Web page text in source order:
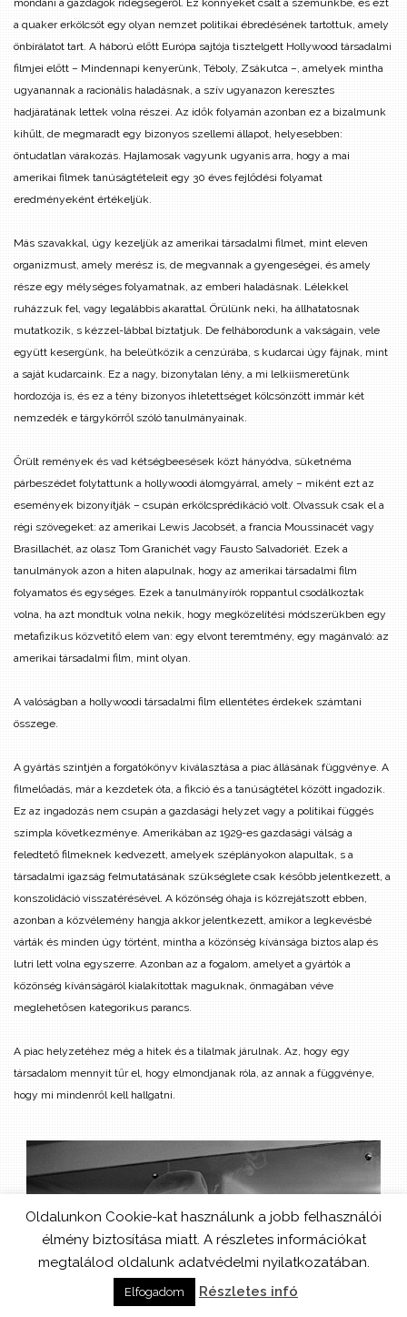
a quaker erkölcsöt egy olyan nemzet politikai ébredésének tartottuk, amely
önbírálatot tart. A háború előtt Európa sajtója tisztelgett Hollywood társadalmi
filmjei előtt – Mindennapi kenyerünk, Téboly, Zsákutca –, amelyek mintha
ugyanannak a racionális haladásnak, a szív ugyanazon keresztes
hadjáratának lettek volna részei. Az idők folyamán azonban ez a bizalmunk
kihűlt, de megmaradt egy bizonyos szellemi állapot, helyesebben:
öntudatlan várakozás. Hajlamosak vagyunk ugyanis arra, hogy a mai
amerikai filmek tanúságtételeit egy 30 éves fejlődési folyamat
eredményeként értékeljük.
Más szavakkal, úgy kezeljük az amerikai társadalmi filmet, mint eleven
organizmust, amely merész is, de megvannak a gyengeségei, és amely
része egy mélységes folyamatnak, az emberi haladásnak. Lélekkel
ruházzuk fel, vagy legalábbis akarattal. Örülünk neki, ha állhatatosnak
mutatkozik, s kézzel-lábbal bíztatjuk. De felháborodunk a vakságain, vele
együtt kesergünk, ha beleütközik a cenzúrába, s kudarcai úgy fájnak, mint
a saját kudarcaink. Ez a nagy, bizonytalan lény, a mi lelkiismeretünk
hordozója is, és ez a tény bizonyos ihletettséget kölcsönzött immár két
nemzedék e tárgykörről szóló tanulmányainak.
Őrült remények és vad kétségbeesések közt hányódva, süketnéma
párbeszédet folytattunk a hollywoodi álomgyárral, amely – miként ezt az
események bizonyítják – csupán erkölcsprédikáció volt. Olvassuk csak el a
régi szövegeket: az amerikai Lewis Jacobsét, a francia Moussinacét vagy
Brasillachét, az olasz Tom Granichét vagy Fausto Salvadoriét. Ezek a
tanulmányok azon a hiten alapulnak, hogy az amerikai társadalmi film
folyamatos és egységes. Ezek a tanulmányírók roppantul csodálkoztak
volna, ha azt mondtuk volna nekik, hogy megközelítési módszerükben egy
metafizikus közvetítő elem van: egy elvont teremtmény, egy magánvaló: az
amerikai társadalmi film, mint olyan.
A valóságban a hollywoodi társadalmi film ellentétes érdekek számtani
összege.
A gyártás szintjén a forgatókönyv kiválasztása a piac állásának függvénye. A
filmelőadás, már a kezdetek óta, a fikció és a tanúságtétel között ingadozik.
Ez az ingadozás nem csupán a gazdasági helyzet vagy a politikai függés
szimpla következménye. Amerikában az 1929-es gazdasági válság a
feledtető filmeknek kedvezett, amelyek széplányokon alapultak, s a
társadalmi igazság felmutatásának szükséglete csak később jelentkezett, a
konszolidáció visszatérésével. A közönség óhaja is közrejátszott ebben,
azonban a közvélemény hangja akkor jelentkezett, amikor a legkevésbé
várták és minden úgy történt, mintha a közönség kívánsága biztos alap és
lutri lett volna egyszerre. Azonban az a fogalom, amelyet a gyártók a
közönség kívánságáról kialakítottak maguknak, önmagában véve
meglehetősen kategorikus parancs.
A piac helyzetéhez még a hitek és a tilalmak járulnak. Az, hogy egy
társadalom mennyit tűr el, hogy elmondjanak róla, az annak a függvénye,
hogy mi mindenről kell hallgatni.
Oldalunkon Cookie-kat használunk a jobb felhasználói
élmény biztosítása miatt. A részletes információkat
megtalálod oldalunk adatvédelmi nyilatkozatában.
Elfogadom Részletes infó